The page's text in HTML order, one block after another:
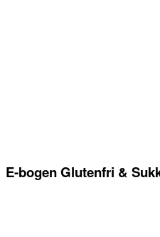
E-bogen Glutenfri &